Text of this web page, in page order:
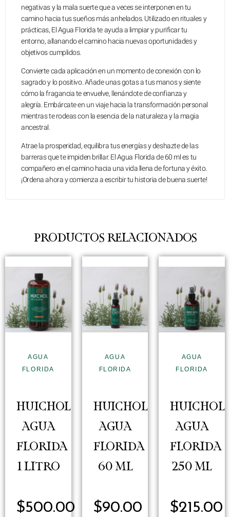
negativas y la mala suerte que a veces se interponen en tu
camino hacia tus sueños más anhelados. Utilizado en rituales y
prácticas, El Agua Florida te ayuda a limpiar y purificar tu
entorno, allanando el camino hacia nuevas oportunidades y
objetivos cumplidos.
Convierte cada aplicación en un momento de conexión con lo
sagrado y lo positivo. Añade unas gotas a tus manos y siente
cómo la fragancia te envuelve, llenándote de confianza y
alegría. Embárcate en un viaje hacia la transformación personal
mientras te rodeas con la esencia de la naturaleza y la magia
ancestral.
Atrae la prosperidad, equilibra tus energías y deshazte de las
barreras que te impiden brillar. El Agua Florida de 60 ml es tu
compañero en el camino hacia una vida llena de fortuna y éxito.
¡Ordena ahora y comienza a escribir tu historia de buena suerte!
PRODUCTOS RELACIONADOS
AGUA
FLORIDA
HUICHOL
AGUA
FLORIDA
1 LITRO
$500.00
AGUA
FLORIDA
HUICHOL
AGUA
FLORIDA
60 ML
$90.00
AGUA
FLORIDA
HUICHOL
AGUA
FLORIDA
250 ML
$215.00